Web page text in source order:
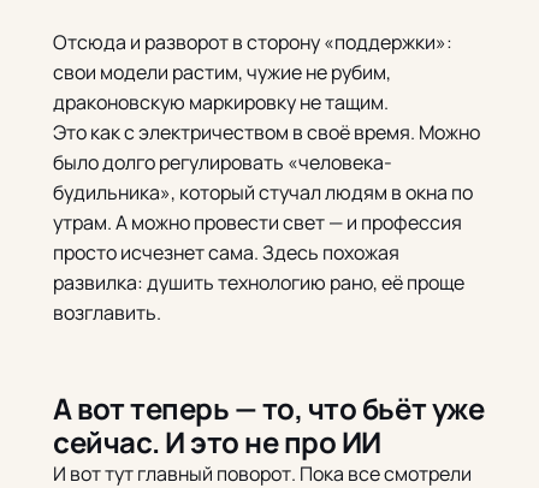
Отсюда и разворот в сторону «поддержки»:
свои модели растим, чужие не рубим,
драконовскую маркировку не тащим.
Это как с электричеством в своё время. Можно
было долго регулировать «человека-
будильника», который стучал людям в окна по
утрам. А можно провести свет — и профессия
просто исчезнет сама. Здесь похожая
развилка: душить технологию рано, её проще
возглавить.
А вот теперь — то, что бьёт уже
сейчас. И это не про ИИ
И вот тут главный поворот. Пока все смотрели